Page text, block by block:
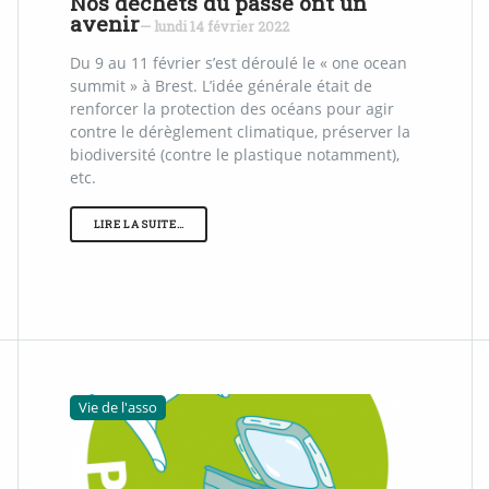
avenir— lundi 14 février 2022
Du 9 au 11 février s’est déroulé le « one ocean
summit » à Brest. L’idée générale était de
renforcer la protection des océans pour agir
contre le dérèglement climatique, préserver la
biodiversité (contre le plastique notamment),
etc.
LIRE LA SUITE…
Vie de l'asso